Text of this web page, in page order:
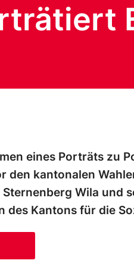
eines Porträts zu
den kantonalen
Sternenberg Wila und
des Kantons für die